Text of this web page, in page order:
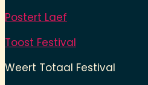
Postert Laef
Toost Festival
Weert Totaal Festival